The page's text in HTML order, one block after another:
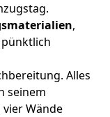
,
Alles
seinem
Wände